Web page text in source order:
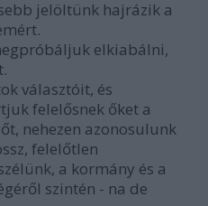
jelöltünk hajrázik a
elkiabálni,
választóit, és
felelősnek őket a
nehezen azonosulunk
felelőtlen
a kormány és a
szintén - na de